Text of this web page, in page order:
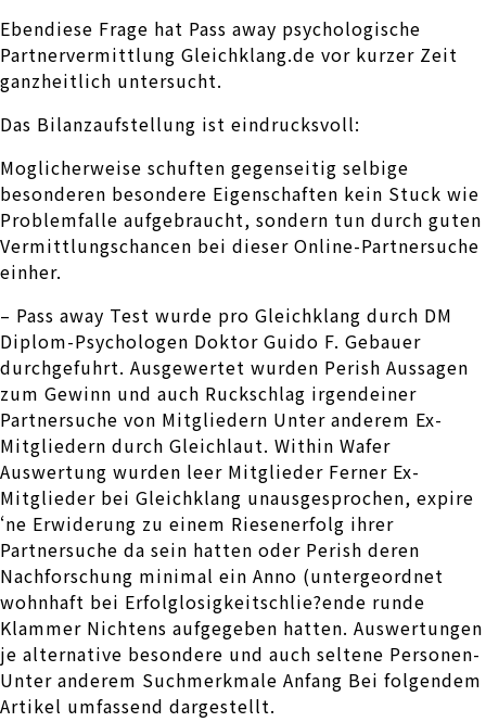
Ebendiese Frage hat Pass away psychologische
Partnervermittlung Gleichklang.de vor kurzer Zeit
ganzheitlich untersucht.
Das Bilanzaufstellung ist eindrucksvoll:
Moglicherweise schuften gegenseitig selbige
besonderen besondere Eigenschaften kein Stuck wie
Problemfalle aufgebraucht, sondern tun durch guten
Vermittlungschancen bei dieser Online-Partnersuche
einher.
– Pass away Test wurde pro Gleichklang durch DM
Diplom-Psychologen Doktor Guido F. Gebauer
durchgefuhrt. Ausgewertet wurden Perish Aussagen
zum Gewinn und auch Ruckschlag irgendeiner
Partnersuche von Mitgliedern Unter anderem Ex-
Mitgliedern durch Gleichlaut. Within Wafer
Auswertung wurden leer Mitglieder Ferner Ex-
Mitglieder bei Gleichklang unausgesprochen, expire
‘ne Erwiderung zu einem Riesenerfolg ihrer
Partnersuche da sein hatten oder Perish deren
Nachforschung minimal ein Anno (untergeordnet
wohnhaft bei Erfolglosigkeitschlie?ende runde
Klammer Nichtens aufgegeben hatten. Auswertungen
je alternative besondere und auch seltene Personen-
Unter anderem Suchmerkmale Anfang Bei folgendem
Artikel umfassend dargestellt.